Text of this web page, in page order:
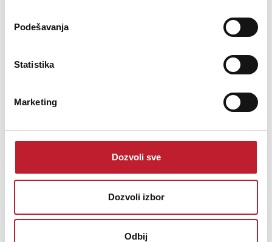
Podešavanja
Statistika
Marketing
Dozvoli sve
Dozvoli izbor
Odbij
Šifra: 20169